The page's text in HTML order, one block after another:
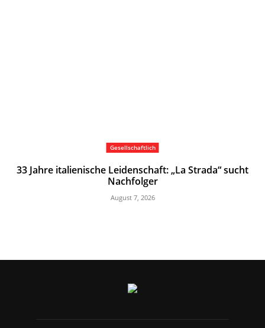
Gesellschaftlich
33 Jahre italienische Leidenschaft: „La Strada“ sucht
Nachfolger
August 7, 2026